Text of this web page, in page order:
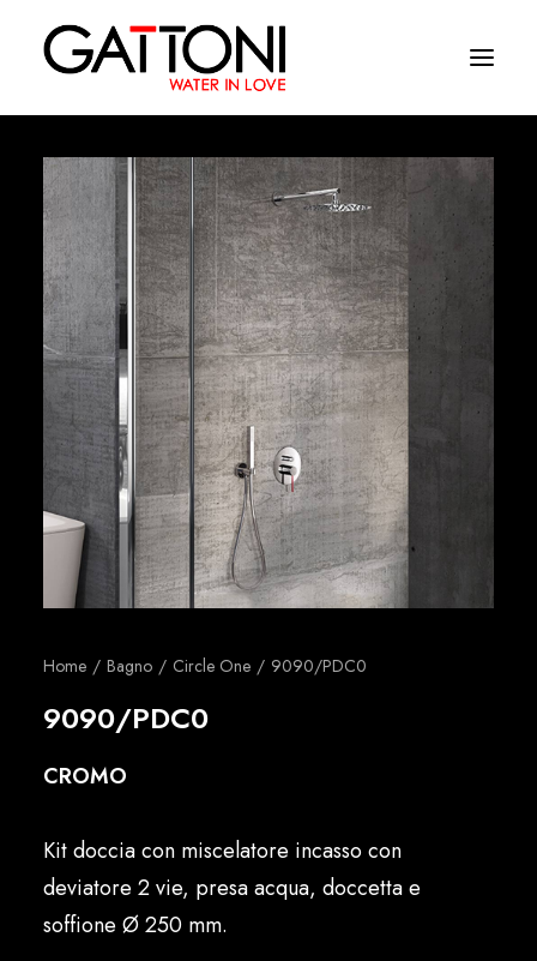
Azienda
Ambienti
Prodotti
Finiture
Media
Dove acquistare
Contatti
Italiano
Home Bagno Circle One 9090/PDC0
9090/PDC0
CROMO
Kit doccia con miscelatore incasso con
deviatore 2 vie, presa acqua, doccetta e
soffione Ø 250 mm.